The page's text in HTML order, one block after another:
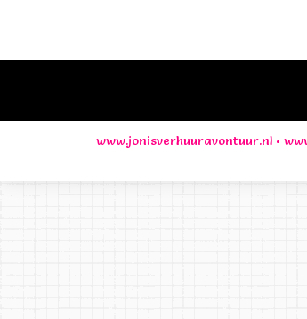
www.jonisverhuuravontuur.nl •